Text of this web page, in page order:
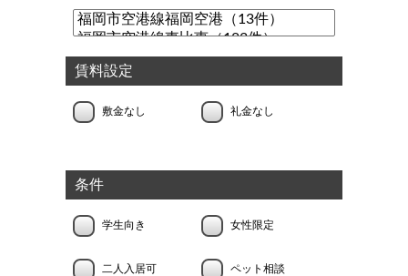
賃料設定
敷金なし 礼金なし
条件
学生向き 女性限定
二人入居可 ペット相談